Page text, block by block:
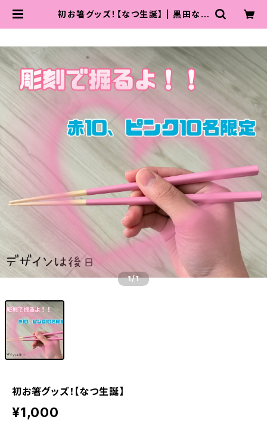
初お箸グッズ！【なつ生誕】 | 黒田なつ
1/1
初お箸グッズ！【なつ生誕】
¥1,000